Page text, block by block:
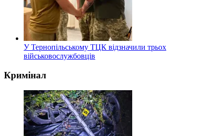
У Тернопільському ТЦК відзначили трьох
військовослужбовців
Кримінал